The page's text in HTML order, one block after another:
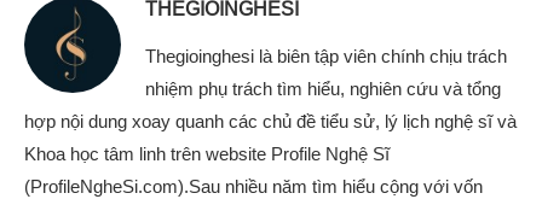
THEGIOINGHESI
Thegioinghesi là biên tập viên chính chịu trách
nhiệm phụ trách tìm hiểu, nghiên cứu và tổng
hợp nội dung xoay quanh các chủ đề tiểu sử, lý lịch nghệ sĩ và
Khoa học tâm linh trên website Profile Nghệ Sĩ
(ProfileNgheSi.com).Sau nhiều năm tìm hiểu cộng với vốn